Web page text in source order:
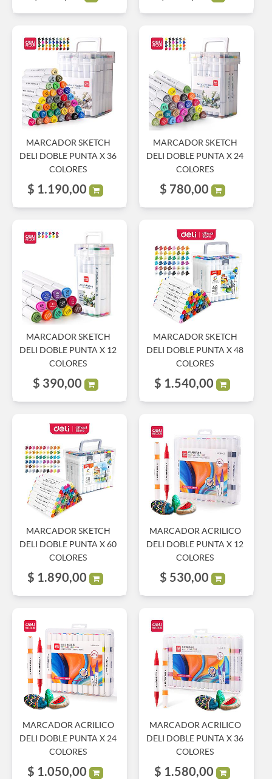
MARCADOR SKETCH
DELI DOBLE PUNTA X 36
COLORES
$ 1.190,00
MARCADOR SKETCH
DELI DOBLE PUNTA X 24
COLORES
$ 780,00
MARCADOR SKETCH
DELI DOBLE PUNTA X 12
COLORES
$ 390,00
MARCADOR SKETCH
DELI DOBLE PUNTA X 48
COLORES
$ 1.540,00
MARCADOR SKETCH
DELI DOBLE PUNTA X 60
COLORES
$ 1.890,00
MARCADOR ACRILICO
DELI DOBLE PUNTA X 12
COLORES
$ 530,00
MARCADOR ACRILICO
DELI DOBLE PUNTA X 24
COLORES
$ 1.050,00
MARCADOR ACRILICO
DELI DOBLE PUNTA X 36
COLORES
$ 1.580,00